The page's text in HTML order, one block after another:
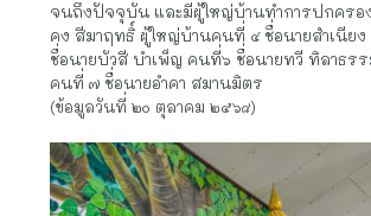
จนถึงปัจจุบัน และมีผู้ใหญ่บ้านทำการปกครอ
คง สีมาฤทธิ์ ผู้ใหญ่บ้านคนที่ ๔ ชื่อนายสำเนีย
ชื่อนายบัวสี บำเพ็ญ คนที่๖ ชื่อนายทวี ทิลาธร
คนที่ ๗ ชื่อนายอำคา สมานมิตร
(ข้อมูลวันที่ ๒๐ ตุลาคม ๒๕๖๘)